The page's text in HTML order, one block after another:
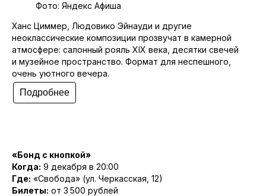
Фото: Яндекс Афиша
Ханс Циммер, Людовико Эйнауди и другие
неоклассические композиции прозвучат в камерной
атмосфере: салонный рояль XIX века, десятки свечей
и музейное пространство. Формат для неспешного,
очень уютного вечера.
Подробнее
«Бонд с кнопкой»
Когда: 9 декабря в 20:00
Где: «Свобода» (ул. Черкасская, 12)
Билеты: от 3 500 рублей